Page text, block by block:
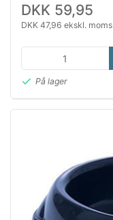
DKK 59,95
DKK 47,96 ekskl. moms
På lager